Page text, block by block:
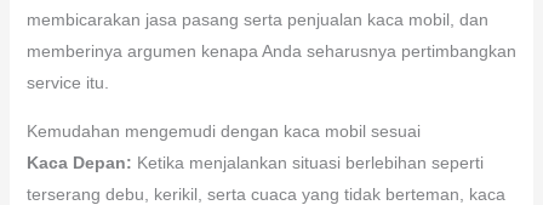
membicarakan jasa pasang serta penjualan kaca mobil, dan
memberinya argumen kenapa Anda seharusnya pertimbangkan
service itu.
Kemudahan mengemudi dengan kaca mobil sesuai
Kaca Depan: Ketika menjalankan situasi berlebihan seperti
terserang debu, kerikil, serta cuaca yang tidak berteman, kaca